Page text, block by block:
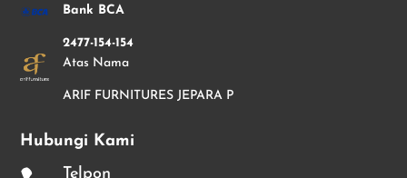
Bank BCA
2477-154-154
Atas Nama
ARIF FURNITURES JEPARA P
Hubungi Kami
Telpon